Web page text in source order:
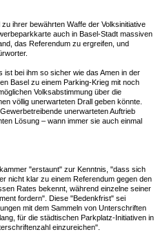
ihrer bewährten Waffe der Volksinitiative
auch in Basel-Stadt massiven
das Referendum zu ergreifen, und
bei ihm so sicher wie das Amen in der
Basel zu einem Parking-Krieg mit noch
Volksabstimmung über die
völlig unerwarteten Drall geben könnte.
unerwarteten Auftrieb
Lösung – wann immer sie auch einmal
"erstaunt" zur Kenntnis, "dass sich
nicht klar zu einem Referendum gegen den
Rates bekennt, während einzelne seiner
fordern". Diese "Bedenkfrist" sei
mit dem Sammeln von Unterschriften
für die städtischen Parkplatz-Initiativen in
einzureichen".